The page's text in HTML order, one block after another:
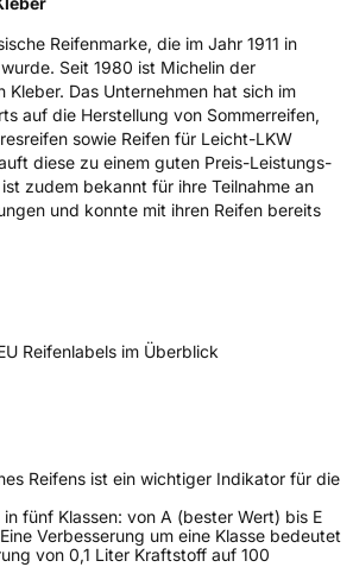
FRANCAISE DES
MICHELIN, place des
Déchaux 23 63000 Clermont-
Frankreich, contact@tc.michelin.eu
Reifenmarke, die im Jahr 1911 in
Seit 1980 ist Michelin der
Kleber. Das Unternehmen hat sich im
auf die Herstellung von Sommerreifen,
sowie Reifen für Leicht-LKW
diese zu einem guten Preis-Leistungs-
zudem bekannt für ihre Teilnahme an
und konnte mit ihren Reifen bereits
Reifenlabels im Überblick
Reifens ist ein wichtiger Indikator für die
fünf Klassen: von A (bester Wert) bis E
Verbesserung um eine Klasse bedeutet
von 0,1 Liter Kraftstoff auf 100